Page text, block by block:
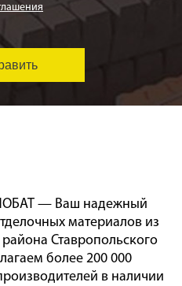
— Ваш надежный
материалов из
Ставропольского
более 200 000
в наличии